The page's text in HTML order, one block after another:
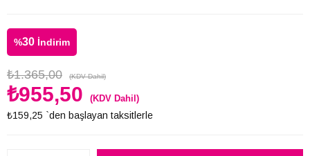
%30 İndirim
₺1.365,00 (KDV Dahil)
₺955,50 (KDV Dahil)
₺159,25 `den başlayan taksitlerle